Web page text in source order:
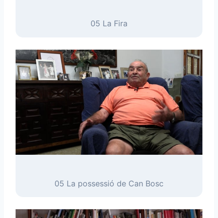
05 La Fira
05 La possessió de Can Bosc